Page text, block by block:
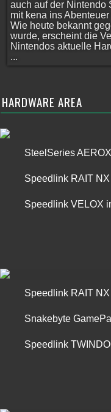
auch auf der Nintendo
mit kena ins Abenteuer
Wie heute bekannt
wurde, erscheint die
Nintendos aktuelle
...
HARDWARE AREA
SteelSeries
Speedlink RAIT
Speedlink VELOX
Speedlink RAIT
Snakebyte
Speedlink